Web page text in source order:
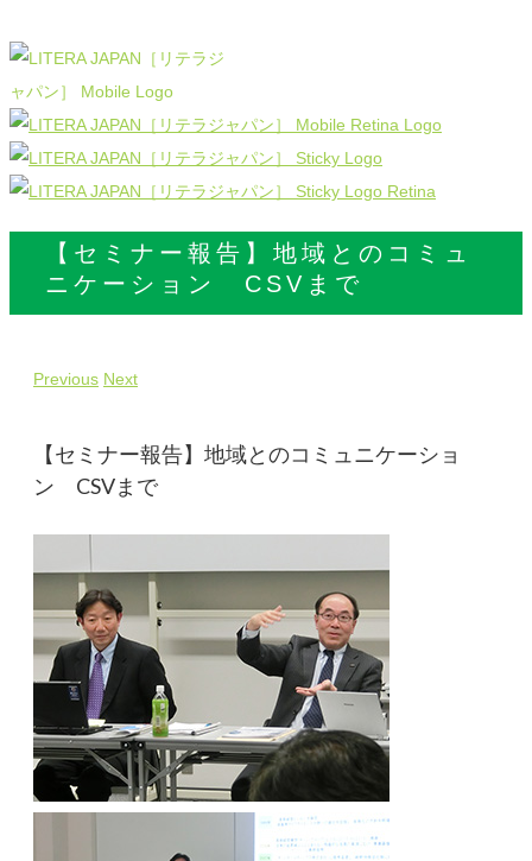
【セミナー報告】地域とのコミュ
ニケーション CSVまで
Previous Next
【セミナー報告】地域とのコミュニケーショ
ン CSVまで